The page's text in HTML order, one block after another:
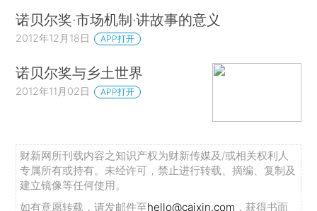
诺贝尔奖·市场机制·讲故事的意义
2012年12月18日 APP打开
诺贝尔奖与乡土世界
2012年11月02日 APP打开
财新网所刊载内容之知识产权为财新传媒及/或相关权利人
专属所有或持有。未经许可，禁止进行转载、摘编、复制及
建立镜像等任何使用。
如有意愿转载，请发邮件至hello@caixin.com ，获得书面